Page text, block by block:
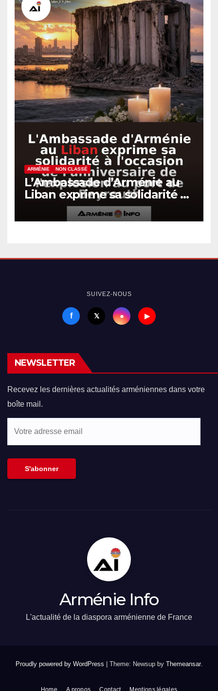
ARMÉNIE NON CLASSÉ
L’Ambassade d’Arménie au
Liban exprime sa solidarité à
l’occasion de l’anniversaire
de l’explosion au port de
SUIVEZ-NOUS
f 𝕏 ● ▶
NEWSLETTER
Recevez les dernières actualités arméniennes dans votre
boîte mail.
S'abonner
Arménie Info
L'actualité de la diaspora arménienne de France
Proudly powered by WordPress Theme: Newsup by Themeansar.
Home A propos Contact Mentions légales